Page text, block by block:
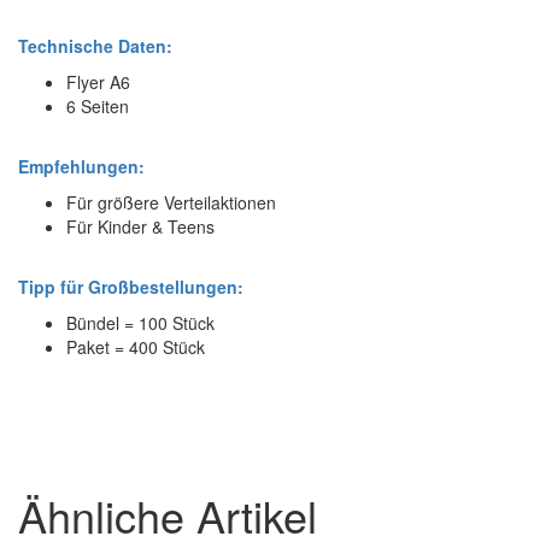
Technische Daten:
Flyer A6
6 Seiten
Empfehlungen:
Für größere Verteilaktionen
Für Kinder & Teens
Tipp für Großbestellungen:
Bündel = 100 Stück
Paket = 400 Stück
Ähnliche Artikel